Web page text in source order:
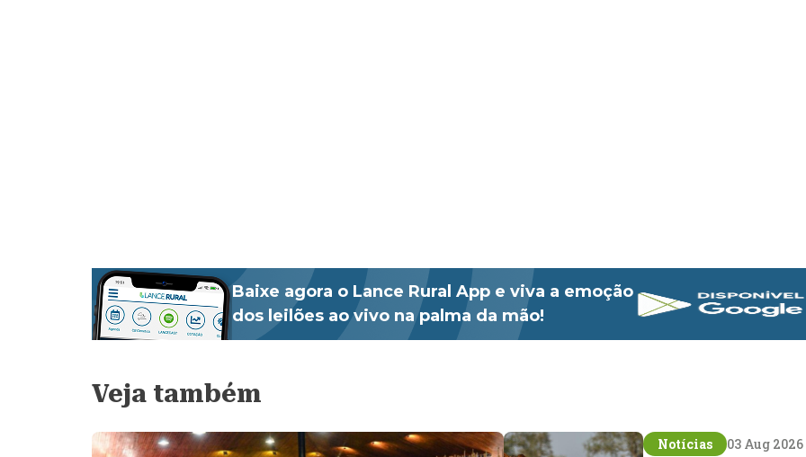
Baixe agora o Lance Rural App e viva a emoção
dos leilões ao vivo na palma da mão!
Veja também
Notícias 03 Aug 2026